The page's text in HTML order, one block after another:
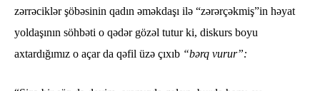
zərrəciklər şöbəsinin qadın əməkdaşı ilə “zərərçəkmiş”in həyat
yoldaşının söhbəti o qədər gözəl tutur ki, diskurs boyu
axtardığımız o açar da qəfil üzə çıxıb “bərq vurur”: